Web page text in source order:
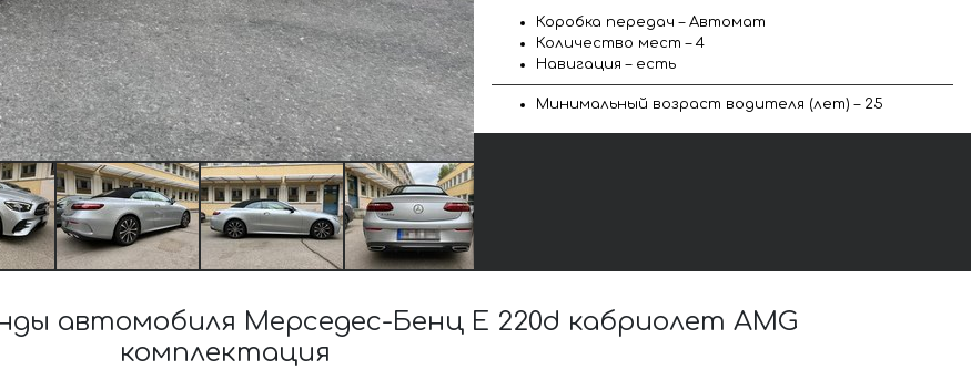
Коробка передач – Автомат
Количество мест – 4
Навигация – есть
Минимальный возраст водителя (лет) – 25
автомобиля Мерседес-Бенц E 220d кабриолет AMG
комплектация